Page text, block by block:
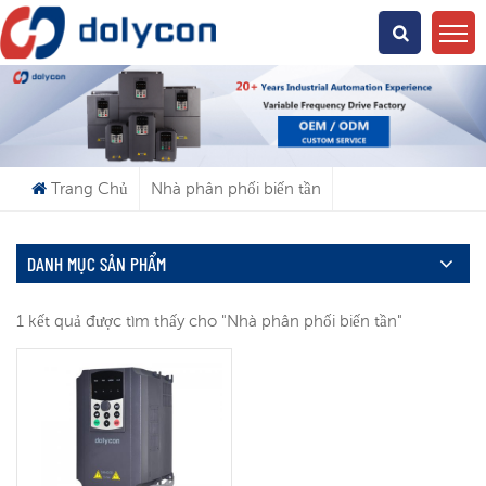
Bạn Đang Tìm Kiếm Cái Gì?
Trang Chủ Nhà phân phối biến tần
DANH MỤC SẢN PHẨM
1 kết quả được tìm thấy cho "Nhà phân phối biến tần"